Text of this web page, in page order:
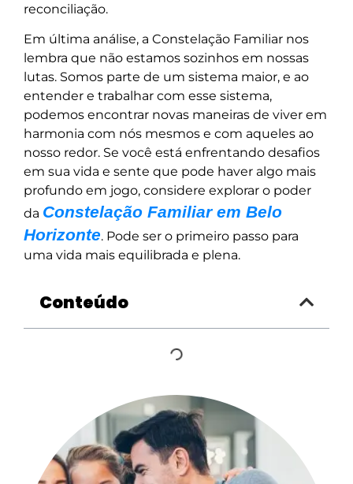
reconciliação.
Em última análise, a Constelação Familiar nos
lembra que não estamos sozinhos em nossas
lutas. Somos parte de um sistema maior, e ao
entender e trabalhar com esse sistema,
podemos encontrar novas maneiras de viver em
harmonia com nós mesmos e com aqueles ao
nosso redor. Se você está enfrentando desafios
em sua vida e sente que pode haver algo mais
profundo em jogo, considere explorar o poder
da Constelação Familiar em Belo
Horizonte. Pode ser o primeiro passo para
uma vida mais equilibrada e plena.
Conteúdo